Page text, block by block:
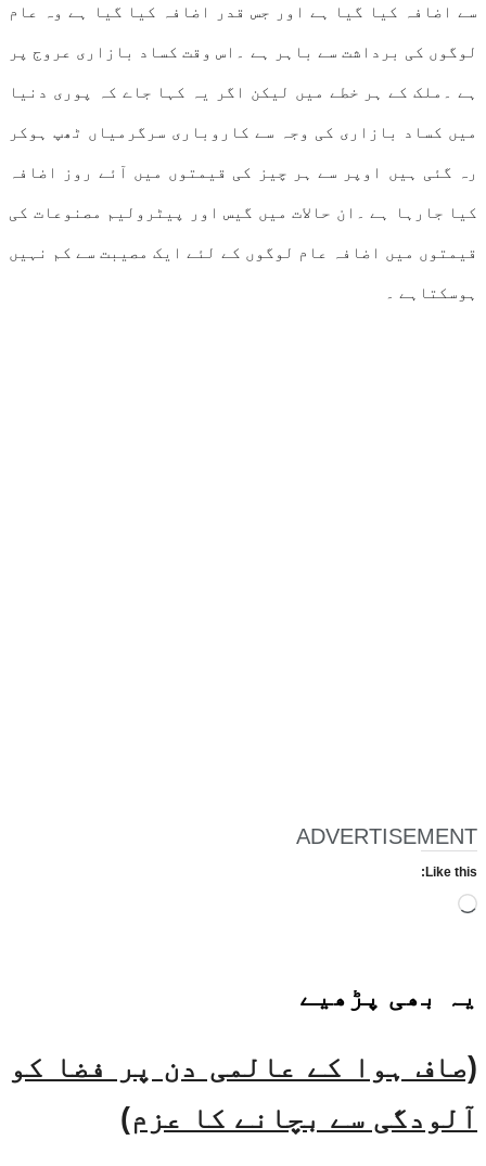
سے اضافہ کیا گیا ہے اور جس قدر اضافہ کیا گیا ہے وہ عام
لوگوں کی برداشت سے باہر ہے ۔اس وقت کساد بازاری عروج پر
ہے ۔ملک کے ہر خطے میں لیکن اگر یہ کہا جاے کہ پوری دنیا
میں کساد بازاری کی وجہ سے کاروباری سرگرمیاں ٹھپ ہوکر
رہ گئی ہیں اوپر سے ہر چیز کی قیمتوں میں آئے روز اضافہ
کیا جارہا ہے ۔ان حالات میں گیس اور پیٹرولیم مصنوعات کی
قیمتوں میں اضافہ عام لوگوں کے لئے ایک مصیبت سے کم نہیں
ہوسکتاہے ۔
ADVERTISEMENT
Like this:
Loading…
یہ بھی پڑھیے
(صاف ہوا کے عالمی دن پر فضا کو
آلودگی سے بچانے کا عزم)